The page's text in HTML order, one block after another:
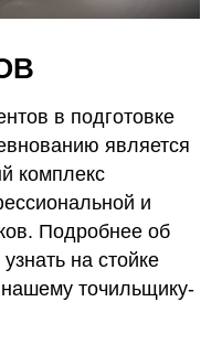
в подготовке
является
комплекс
и
Подробнее об
на стойке
точильщику-